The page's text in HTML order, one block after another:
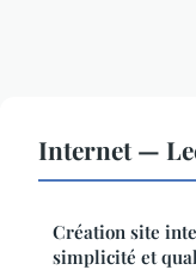
Internet —
Création site
simplicité et